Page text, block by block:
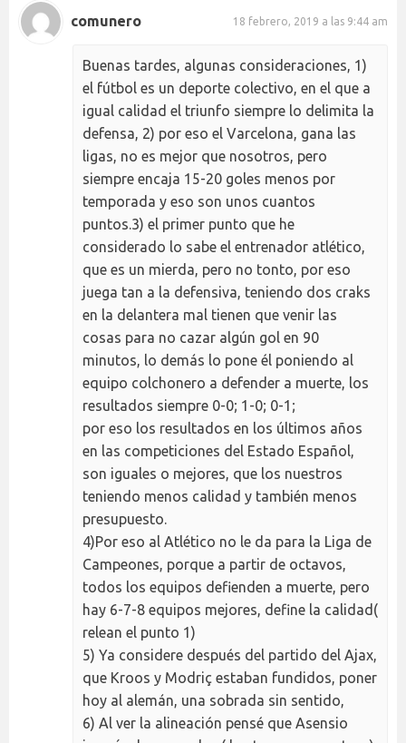
comunero 18 febrero, 2019 a las 9:44 am
Buenas tardes, algunas consideraciones, 1)
el fútbol es un deporte colectivo, en el que a
igual calidad el triunfo siempre lo delimita la
defensa, 2) por eso el Varcelona, gana las
ligas, no es mejor que nosotros, pero
siempre encaja 15-20 goles menos por
temporada y eso son unos cuantos
puntos.3) el primer punto que he
considerado lo sabe el entrenador atlético,
que es un mierda, pero no tonto, por eso
juega tan a la defensiva, teniendo dos craks
en la delantera mal tienen que venir las
cosas para no cazar algún gol en 90
minutos, lo demás lo pone él poniendo al
equipo colchonero a defender a muerte, los
resultados siempre 0-0; 1-0; 0-1;
por eso los resultados en los últimos años
en las competiciones del Estado Español,
son iguales o mejores, que los nuestros
teniendo menos calidad y también menos
presupuesto.
4)Por eso al Atlético no le da para la Liga de
Campeones, porque a partir de octavos,
todos los equipos defienden a muerte, pero
hay 6-7-8 equipos mejores, define la calidad(
relean el punto 1)
5) Ya considere después del partido del Ajax,
que Kroos y Modriç estaban fundidos, poner
hoy al alemán, una sobrada sin sentido,
6) Al ver la alineación pensé que Asensio